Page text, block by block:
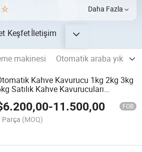
Daha Fazla
Keşfetİletişim
makinesi
Otomatik araba
Kahve Kavurucu 1kg 2kg 3kg
Satılık Kahve Kavurucuları
6.200,00-11.500,00 FOB
Parça (MOQ)